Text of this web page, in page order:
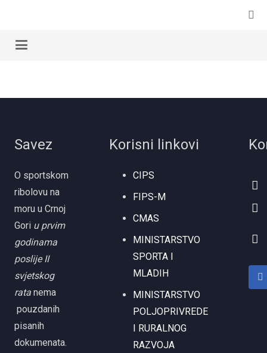
Savez
O sportskom
ribolovu na
moru u Crnoj
Gori u prvim
godinama
poslije II
svjetskog
rata nema
pouzdanih
pisanih
dokumenata.
Korisni linkovi
CIPS
FIPS-M
CMAS
MINISTARSTVO
SPORTA I
MLADIH
MINISTARSTVO
POLJOPRIVREDE
I RURALNOG
RAZVOJA